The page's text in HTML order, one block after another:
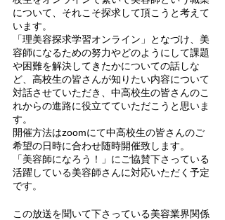
について、それこそ探求して頂こうと考えて
います。
「理美容探求学習オンライン」となづけ、美
容師になるための努力やどのようにして課題
や困難を解決してきたかについての話しな
ど、高校生の皆さんが知りたい内容について
対話させていただき、中高校生の皆さんのこ
れからの進路に役立てていただこうと思いま
す。
開催方法はzoomにて中高校生の皆さんのご
希望の日時に合わせ随時開催致します。
「美容師になろう！」にご協賛下さっている
活躍している美容師さんに対応いただく予定
です。
この放送を聞いて下さっている美容業界関係